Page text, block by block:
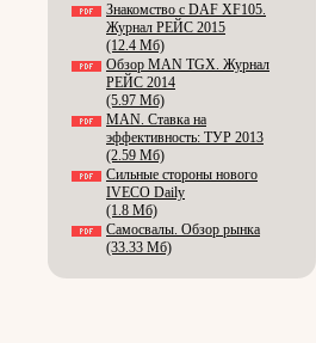
Знакомство с DAF XF105.
Журнал РЕЙС 2015
(12.4 Мб)
Обзор MAN TGX. Журнал
РЕЙС 2014
(5.97 Мб)
MAN. Ставка на
эффективность: ТУР 2013
(2.59 Мб)
Сильные стороны нового
IVECO Daily
(1.8 Мб)
Самосвалы. Обзор рынка
(33.33 Мб)